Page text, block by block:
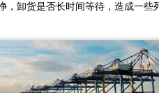
卸货是否长时间等待，造成一些